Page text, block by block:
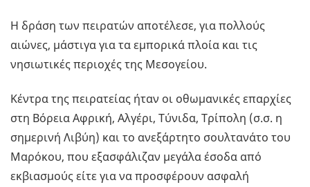
Η δράση των πειρατών αποτέλεσε, για πολλούς
αιώνες, μάστιγα για τα εμπορικά πλοία και τις
νησιωτικές περιοχές της Μεσογείου.
Κέντρα της πειρατείας ήταν οι οθωμανικές επαρχίες
στη Βόρεια Αφρική, Αλγέρι, Τύνιδα, Τρίπολη (σ.σ. η
σημερινή Λιβύη) και το ανεξάρτητο σουλτανάτο του
Μαρόκου, που εξασφάλιζαν μεγάλα έσοδα από
εκβιασμούς είτε για να προσφέρουν ασφαλή